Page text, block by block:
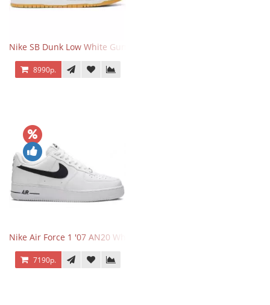
Nike SB Dunk Low White Gum
8990р.
Nike Air Force 1 '07 AN20 White Black
7190р.